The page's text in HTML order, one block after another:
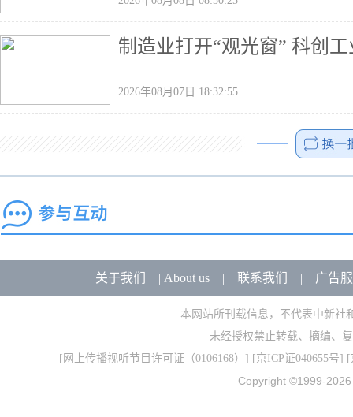
制造业打开“观光窗” 科创
2026年08月07日 18:32:55
关于我们 | About us| 联系我们 | 广告
本网站所刊载信息，不代表中新社
未经授权禁止转载、摘编、
[ 网上传播视听节目许可证（0106168） ] [京ICP证040655号] [
Copyright ©1999-